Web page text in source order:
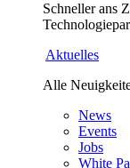
Schneller ans
Aktuelles
Alle
News
Events
Jobs
White